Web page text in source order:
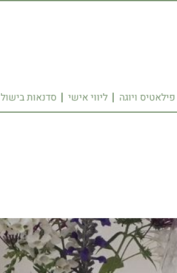
פילאטיס ויוגה ליווי אישי סדנאות בישול